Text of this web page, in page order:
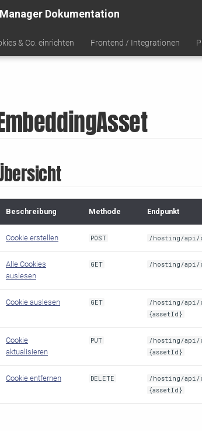
Dokumentation
& Co. einrichten Frontend / Integrationen
Beschreibung Methode Endpunkt
Cookie erstellen POST /hosting/api/
Alle Cookies
auslesen
GET /hosting/api/
Cookie auslesen GET
/hosting/api/
{assetId}
Cookie
aktualisieren
PUT
/hosting/api/
{assetId}
Cookie entfernen DELETE
/hosting/api/
{assetId}